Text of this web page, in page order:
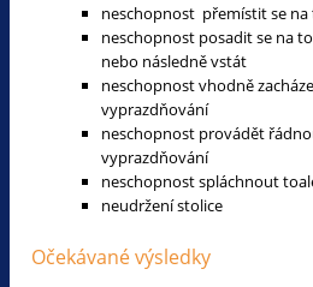
neschopnost přemístit se
neschopnost posadit se na
nebo následně vstát
neschopnost vhodně
vyprazdňování
neschopnost provádět
vyprazdňování
neschopnost spláchnout
neudržení stolice
Očekávané výsledky